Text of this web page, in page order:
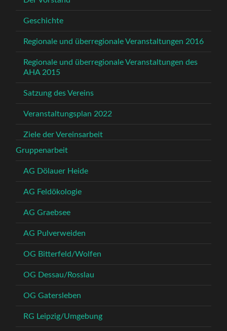
Geschichte
Regionale und überregionale Veranstaltungen 2016
Regionale und überregionale Veranstaltungen des
AHA 2015
Satzung des Vereins
Veranstaltungsplan 2022
Ziele der Vereinsarbeit
Gruppenarbeit
AG Dölauer Heide
AG Feldökologie
AG Graebsee
AG Pulverweiden
OG Bitterfeld/Wolfen
OG Dessau/Rosslau
OG Gatersleben
RG Leipzig/Umgebung